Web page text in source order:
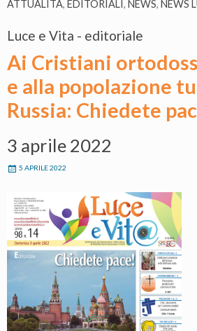
ATTUALITÀ, EDITORIALI, NEWS, NEWS
Luce e Vita - editoriale
Ai Cristiani
e alla popolazione
Russia: Chiedete
3 aprile 2022
5 APRILE 2022